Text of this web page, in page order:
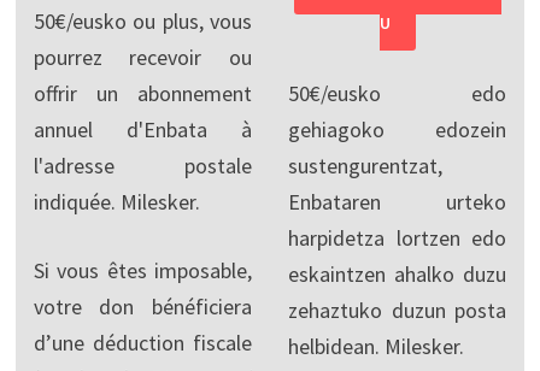
50€/eusko ou plus, vous
pourrez recevoir ou
offrir un abonnement
annuel d'Enbata à
l'adresse postale
indiquée. Milesker.
Si vous êtes imposable,
votre don bénéficiera
d’une déduction fiscale
U
50€/eusko edo
gehiagoko edozein
sustengurentzat,
Enbataren urteko
harpidetza lortzen edo
eskaintzen ahalko duzu
zehaztuko duzun posta
helbidean. Milesker.